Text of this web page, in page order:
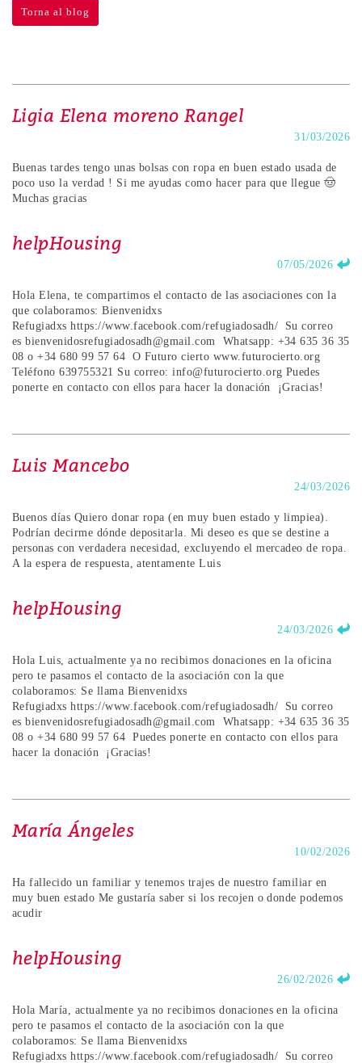
Torna al blog
Ligia Elena moreno Rangel
31/03/2026
Buenas tardes tengo unas bolsas con ropa en buen estado usada de
poco uso la verdad ! Si me ayudas como hacer para que llegue 🤠
Muchas gracias
helpHousing
07/05/2026
Hola Elena, te compartimos el contacto de las asociaciones con la
que colaboramos: Bienvenidxs
Refugiadxs https://www.facebook.com/refugiadosadh/ Su correo
es bienvenidosrefugiadosadh@gmail.com Whatsapp: +34 635 36 35
08 o +34 680 99 57 64 O Futuro cierto www.futurocierto.org
Teléfono 639755321 Su correo: info@futurocierto.org Puedes
ponerte en contacto con ellos para hacer la donación ¡Gracias!
Luis Mancebo
24/03/2026
Buenos días Quiero donar ropa (en muy buen estado y limpiea).
Podrían decirme dónde depositarla. Mi deseo es que se destine a
personas con verdadera necesidad, excluyendo el mercadeo de ropa.
A la espera de respuesta, atentamente Luis
helpHousing
24/03/2026
Hola Luis, actualmente ya no recibimos donaciones en la oficina
pero te pasamos el contacto de la asociación con la que
colaboramos: Se llama Bienvenidxs
Refugiadxs https://www.facebook.com/refugiadosadh/ Su correo
es bienvenidosrefugiadosadh@gmail.com Whatsapp: +34 635 36 35
08 o +34 680 99 57 64 Puedes ponerte en contacto con ellos para
hacer la donación ¡Gracias!
María Ángeles
10/02/2026
Ha fallecido un familiar y tenemos trajes de nuestro familiar en
muy buen estado Me gustaría saber si los recojen o donde podemos
acudir
helpHousing
26/02/2026
Hola María, actualmente ya no recibimos donaciones en la oficina
pero te pasamos el contacto de la asociación con la que
colaboramos: Se llama Bienvenidxs
Refugiadxs https://www.facebook.com/refugiadosadh/ Su correo